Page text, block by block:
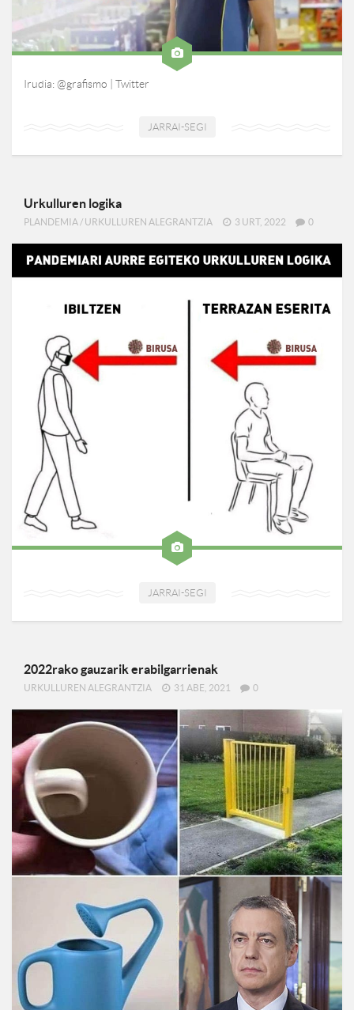
Irudia: @grafismo | Twitter
JARRAI-SEGI
Urkulluren logika
PLANDEMIA / URKULLUREN ALEGRANTZIA 3 URT, 2022 0
JARRAI-SEGI
2022rako gauzarik erabilgarrienak
URKULLUREN ALEGRANTZIA 31 ABE, 2021 0